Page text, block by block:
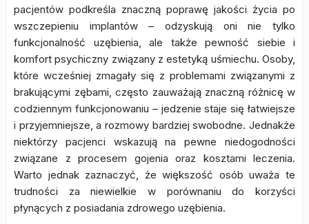
pacjentów podkreśla znaczną poprawę jakości życia po
wszczepieniu implantów – odzyskują oni nie tylko
funkcjonalność uzębienia, ale także pewność siebie i
komfort psychiczny związany z estetyką uśmiechu. Osoby,
które wcześniej zmagały się z problemami związanymi z
brakującymi zębami, często zauważają znaczną różnicę w
codziennym funkcjonowaniu – jedzenie staje się łatwiejsze
i przyjemniejsze, a rozmowy bardziej swobodne. Jednakże
niektórzy pacjenci wskazują na pewne niedogodności
związane z procesem gojenia oraz kosztami leczenia.
Warto jednak zaznaczyć, że większość osób uważa te
trudności za niewielkie w porównaniu do korzyści
płynących z posiadania zdrowego uzębienia.